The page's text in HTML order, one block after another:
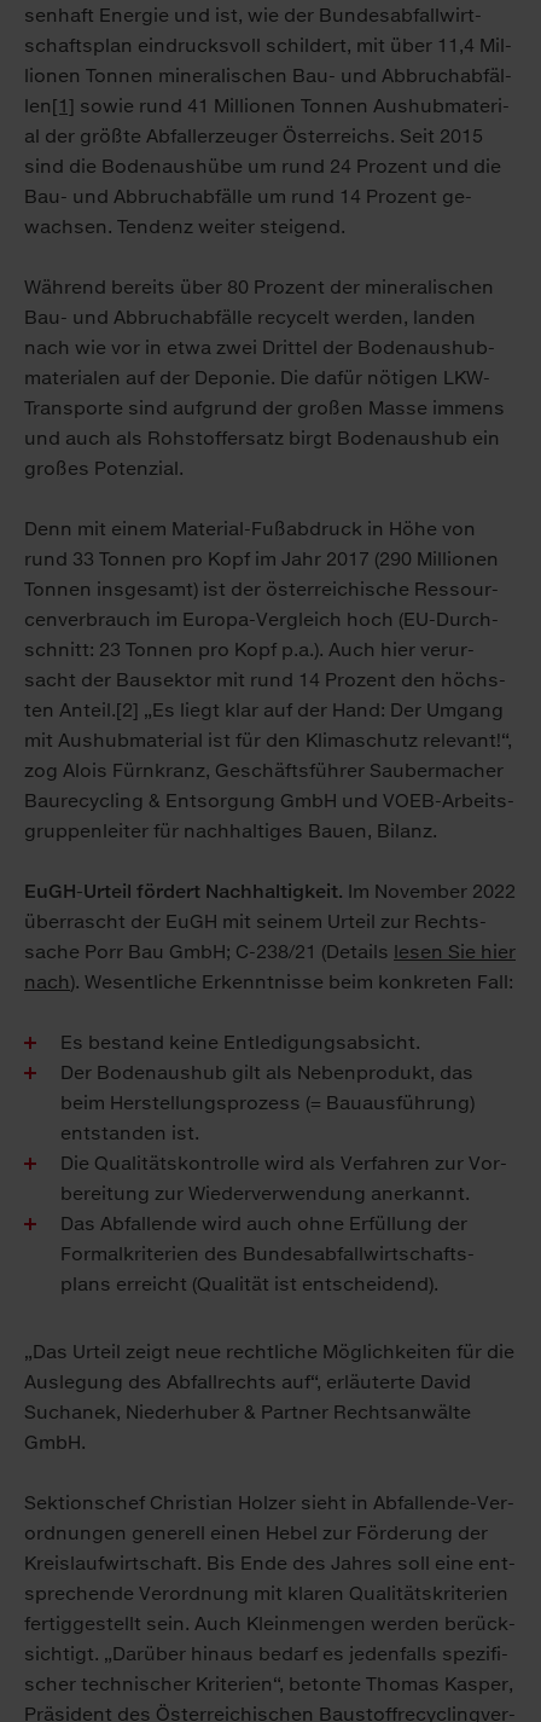
sen­haft En­er­gie und ist, wie der Bun­des­ab­fall­wirt­
schafts­plan ein­drucks­voll schil­dert, mit über 11,4 Mil­
lio­nen Ton­nen mi­ne­ra­li­schen Bau- und Ab­bruch­ab­fäl­
len[1] so­wie rund 41 Mil­lio­nen Ton­nen Aus­hub­ma­te­ri­
al der größ­te Ab­fall­er­zeu­ger Ös­ter­reichs. Seit 2015
sind die Bo­den­aus­hü­be um rund 24 Pro­zent und die
Bau- und Ab­bruch­ab­fäl­le um rund 14 Pro­zent ge­
wach­sen. Ten­denz wei­ter stei­gend.
Wäh­rend be­reits über 80 Pro­zent der mi­ne­ra­li­schen
Bau- und Ab­bruch­ab­fäl­le re­cy­celt wer­den, lan­den
nach wie vor in et­wa zwei Drit­tel der Bo­den­aus­hub­
ma­te­ria­len auf der De­po­nie. Die da­für nö­ti­gen LKW-
Trans­por­te sind auf­grund der gro­ßen Mas­se im­mens
und auch als Roh­stof­fer­satz birgt Bo­den­aus­hub ein
gro­ßes Po­ten­zi­al.
Denn mit ei­nem Ma­te­ri­al-Fuß­ab­druck in Hö­he von
rund 33 Ton­nen pro Kopf im Jahr 2017 (290 Mil­lio­nen
Ton­nen ins­ge­samt) ist der ös­ter­rei­chi­sche Res­sour­
cen­ver­brauch im Eu­ro­pa-Ver­gleich hoch (EU-Durch­
schnitt: 23 Ton­nen pro Kopf p.a.). Auch hier ver­ur­
sacht der Bau­sek­tor mit rund 14 Pro­zent den höchs­
ten An­teil.[2] „Es liegt klar auf der Hand: Der Um­gang
mit Aus­hub­ma­te­ri­al ist für den Kli­ma­schutz re­le­vant!“,
zog Alois Fürn­kranz, Ge­schäfts­füh­rer Sau­ber­ma­cher
Bau­re­cy­cling & Ent­sor­gung GmbH und VO­EB-Ar­beits­
grup­pen­lei­ter für nach­hal­ti­ges Bau­en, Bi­lanz.
EuGH-Urteil fördert Nach­haltig­keit. Im November 2022
über­rascht der EuGH mit seinem Urteil zur Rechts­
sache Porr Bau GmbH; C-238/21 (Details lesen Sie hier
nach). Wesentliche Er­kennt­nisse beim kon­kreten Fall:
Es bestand keine Ent­ledigungs­absicht.
Der Bodenaushub gilt als Neben­produkt, das
beim Her­stellung­sprozess (= Bauausführung)
entstanden ist.
Die Qualitäts­kontrolle wird als Verfahren zur Vor­
bereitung zur Wieder­ver­wendung anerkannt.
Das Abfall­ende wird auch ohne Er­füllung der
Formal­kriterien des Bundes­abfall­wirtschafts­
plans erreicht (Qualität ist entscheidend).
„Das Ur­teil zeigt neue recht­li­che Mög­lich­kei­ten für die
Aus­le­gung des Ab­fall­rechts auf“, er­läu­ter­te Da­vid
Sucha­n­ek, Nie­der­hu­ber & Part­ner Rechts­an­wäl­te
GmbH.
Sek­ti­ons­chef Chris­ti­an Hol­zer sieht in Ab­fal­len­de-Ver­
ord­nun­gen ge­ne­rell ei­nen He­bel zur För­de­rung der
Kreis­lauf­wirt­schaft. Bis En­de des Jah­res soll ei­ne ent­
spre­chen­de Ver­ord­nung mit kla­ren Qua­li­täts­kri­te­ri­en
fer­tig­ge­stellt sein. Auch Klein­men­gen wer­den be­rück­
sich­tigt. „Dar­über hin­aus be­darf es je­den­falls spe­zi­fi­
scher tech­ni­scher Kri­te­ri­en“, be­ton­te Tho­mas Kas­per,
Prä­si­dent des Ös­ter­rei­chi­schen Bau­stoff­re­cy­cling­ver­